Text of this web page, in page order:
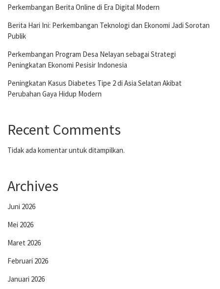
Perkembangan Berita Online di Era Digital Modern
Berita Hari Ini: Perkembangan Teknologi dan Ekonomi Jadi Sorotan
Publik
Perkembangan Program Desa Nelayan sebagai Strategi
Peningkatan Ekonomi Pesisir Indonesia
Peningkatan Kasus Diabetes Tipe 2 di Asia Selatan Akibat
Perubahan Gaya Hidup Modern
Recent Comments
Tidak ada komentar untuk ditampilkan.
Archives
Juni 2026
Mei 2026
Maret 2026
Februari 2026
Januari 2026